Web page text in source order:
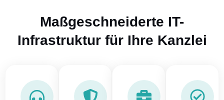
Maßgeschneiderte IT-
Infrastruktur für Ihre Kanzlei